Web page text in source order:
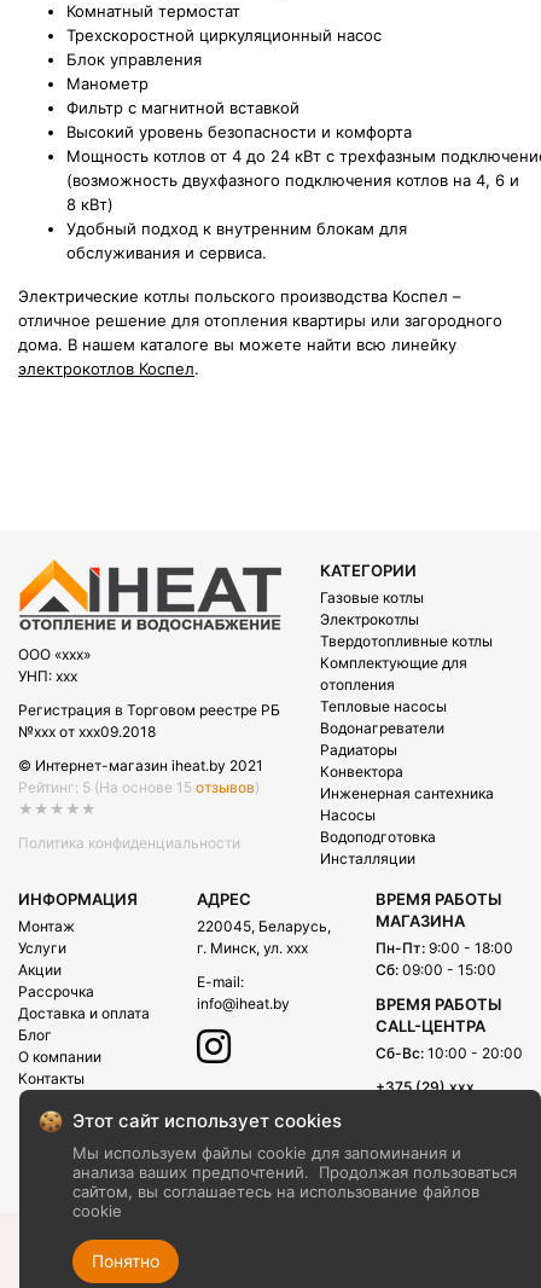
Комнатный термостат
Трехскоростной циркуляционный насос
Блок управления
Манометр
Фильтр с магнитной вставкой
Высокий уровень безопасности и комфорта
Мощность котлов от 4 до 24 кВт с трехфазным
(возможность двухфазного подключения котлов на 4, 6 и
8 кВт)
Удобный подход к внутренним блокам для
обслуживания и сервиса.
Электрические котлы польского производства Коспел –
отличное решение для отопления квартиры или загородного
дома. В нашем каталоге вы можете найти всю линейку
электрокотлов Коспел.
OOO «xxx»
УНП: xxx
Регистрация в Торговом реестре РБ
№xxx от xxx09.2018
© Интернет-магазин iheat.by 2021
Рейтинг: 5 (На основе 15 отзывов)
★★★★★
Политика конфиденциальности
КАТЕГОРИИ
Газовые котлы
Электрокотлы
Твердотопливные котлы
Комплектующие для
отопления
Тепловые насосы
Водонагреватели
Радиаторы
Конвектора
Инженерная сантехника
Насосы
Водоподготовка
Инсталляции
ИНФОРМАЦИЯ
Монтаж
Услуги
Акции
Рассрочка
Доставка и оплата
Блог
О компании
Контакты
АДРЕС
220045, Беларусь,
г. Минск, ул. xxx
E-mail:
info@iheat.by
ВРЕМЯ РАБОТЫ
МАГАЗИНА
Пн-Пт: 9:00 - 18:00
Сб: 09:00 - 15:00
ВРЕМЯ РАБОТЫ
CALL-ЦЕНТРА
Сб-Вс: 10:00 - 20:00
+375 (29) xxx
Этот сайт использует cookies
Мы используем файлы cookie для запоминания и
анализа ваших предпочтений.
Продолжая пользоваться
сайтом, вы соглашаетесь на использование файлов
cookie
Понятно